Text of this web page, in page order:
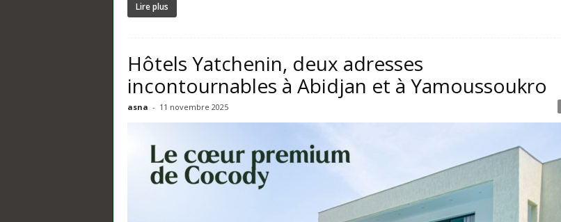
Lire plus
Hôtels Yatchenin, deux adresses
incontournables à Abidjan et à Yamoussoukro
asna - 11 novembre 2025